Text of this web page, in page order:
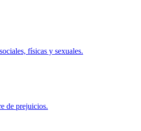
físicas y sexuales.
de prejuicios.